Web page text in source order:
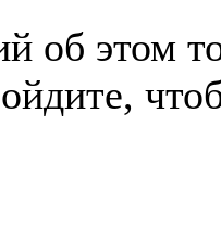
об этом